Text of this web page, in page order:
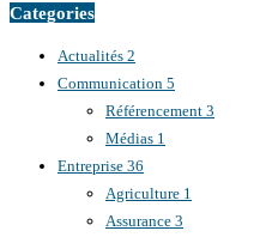
Categories
Actualités 2
Communication 5
Référencement 3
Médias 1
Entreprise 36
Agriculture 1
Assurance 3